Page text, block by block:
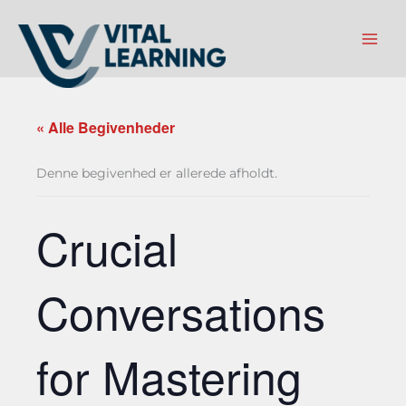
indholdet
« Alle Begivenheder
Denne begivenhed er allerede afholdt.
Crucial
Conversations
for Mastering